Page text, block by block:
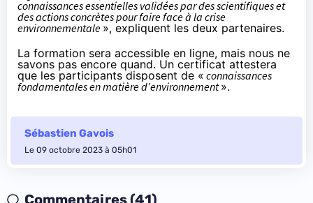
connaissances essentielles validées par des scientifiques et
des actions concrètes pour faire face à la crise
environnementale », expliquent les deux partenaires.
La formation sera accessible en ligne, mais nous ne
savons pas encore quand. Un certificat attestera
que les participants disposent de « connaissances
fondamentales en matière d’environnement».
Sébastien Gavois
Le 09 octobre 2023 à 05h01